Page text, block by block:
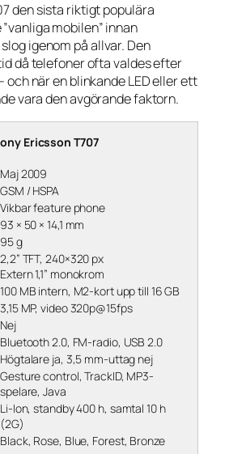
den sista riktigt populära
mobilen” innan
igenom på allvar. Den
då telefoner ofta valdes efter
och när en blinkande LED eller ett
vara den avgörande faktorn.
Ericsson T707
Maj 2009
GSM / HSPA
Vikbar feature phone
93 × 50 × 14,1 mm
95 g
2,2” TFT, 240×320 px
Extern 1,1” monokrom
100 MB intern, M2-kort upp till 16 GB
3,15 MP, video 320p@15fps
Nej
Bluetooth 2.0, FM-radio, USB 2.0
Högtalare ja, 3,5 mm-uttag nej
Gesture control, TrackID, MP3-
spelare, Java
Li-Ion, standby 400 h, samtal 10 h
(2G)
Black, Rose, Blue, Forest, Bronze